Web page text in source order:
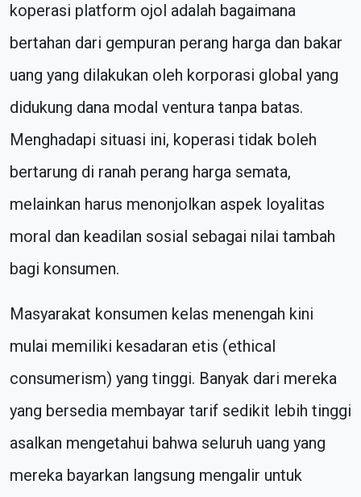
koperasi platform ojol adalah bagaimana
bertahan dari gempuran perang harga dan bakar
uang yang dilakukan oleh korporasi global yang
didukung dana modal ventura tanpa batas.
Menghadapi situasi ini, koperasi tidak boleh
bertarung di ranah perang harga semata,
melainkan harus menonjolkan aspek loyalitas
moral dan keadilan sosial sebagai nilai tambah
bagi konsumen.
Masyarakat konsumen kelas menengah kini
mulai memiliki kesadaran etis (ethical
consumerism) yang tinggi. Banyak dari mereka
yang bersedia membayar tarif sedikit lebih tinggi
asalkan mengetahui bahwa seluruh uang yang
mereka bayarkan langsung mengalir untuk